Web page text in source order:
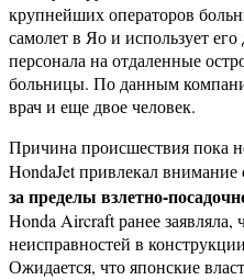
крупнейших операторов
самолет в Яо и использует
персонала на отдаленные
больницы. По данным
врач и еще двое человек.
Причина происшествия пока
HondaJet привлекал внимание
за пределы взлетно-
Honda Aircraft ранее заявляла,
неисправностей в
Ожидается, что японские